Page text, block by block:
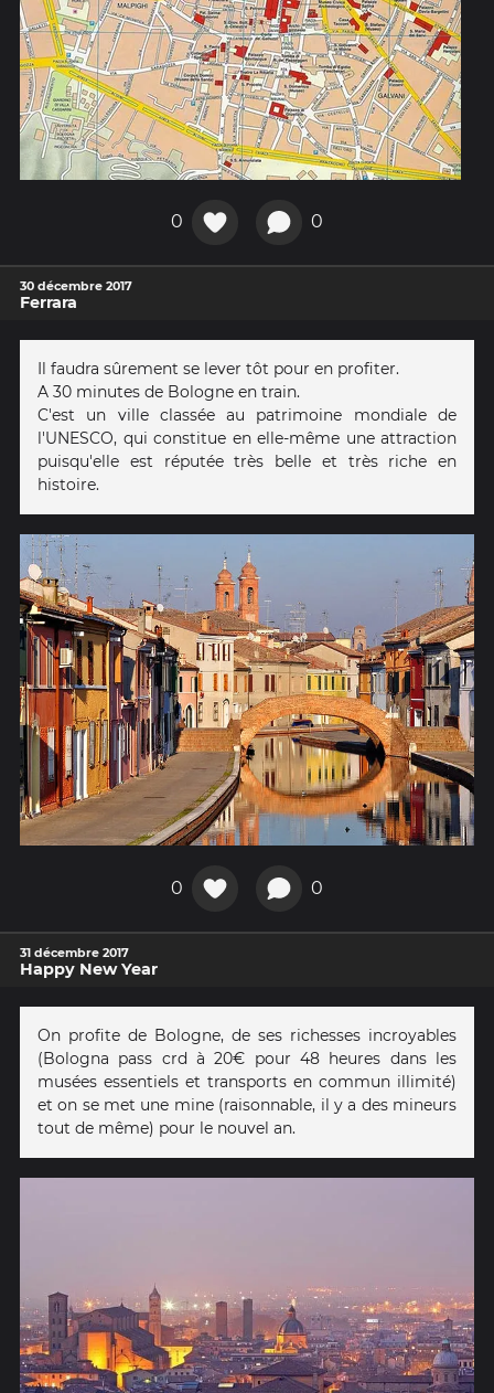
0 0
30 décembre 2017
Ferrara
Il faudra sûrement se lever tôt pour en profiter.
A 30 minutes de Bologne en train.
C'est un ville classée au patrimoine mondiale de
l'UNESCO, qui constitue en elle-même une attraction
puisqu'elle est réputée très belle et très riche en
histoire.
0 0
31 décembre 2017
Happy New Year
On profite de Bologne, de ses richesses incroyables
(Bologna pass crd à 20€ pour 48 heures dans les
musées essentiels et transports en commun illimité)
et on se met une mine (raisonnable, il y a des mineurs
tout de même) pour le nouvel an.